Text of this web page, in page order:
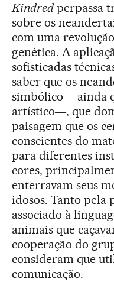
Kindredperpassa
sobre os
com uma
genética. A
sofisticadas
saber que os
simbólico ―ainda
artístico―, que
paisagem que os
conscientes do
para diferentes
cores,
enterravam seus
idosos. Tanto pela
associado à
animais que
cooperação do
consideram que
comunicação.